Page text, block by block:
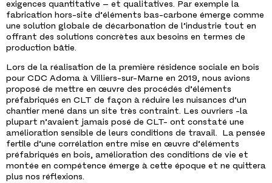
exigences quantitative – et qualitatives. Par exemple la
fabrication hors-site d’éléments bas-carbone émerge comme
une solution globale de décarbonation de l’industrie tout en
offrant des solutions concrètes aux besoins en termes de
production bâtie.
Lors de la réalisation de la première résidence sociale en bois
pour CDC Adoma à Villiers-sur-Marne en 2019, nous avions
proposé de mettre en œuvre des procédés d’éléments
préfabriqués en CLT de façon à réduire les nuisances d’un
chantier mené dans un site très contraint. Les ouvriers -la
plupart n’avaient jamais posé de CLT- ont constaté une
amélioration sensible de leurs conditions de travail. La pensée
fertile d’une corrélation entre mise en œuvre d’éléments
préfabriqués en bois, amélioration des conditions de vie et
montée en compétence émerge à cette époque et ne quittera
plus nos réflexions.